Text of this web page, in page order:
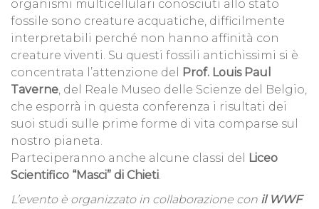
organismi multicellulari conosciuti allo stato
fossile sono creature acquatiche, difficilmente
interpretabili perché non hanno affinità con
creature viventi. Su questi fossili antichissimi si è
concentrata l’attenzione del
Prof. Louis Paul
Taverne, del Reale Museo delle Scienze del Belgio,
che esporrà in questa conferenza i risultati dei
suoi studi sulle prime forme di vita comparse sul
nostro pianeta.
Parteciperanno anche alcune classi del
Liceo
Scientifico “Masci” di Chieti.
L’evento è organizzato in collaborazione con il WWF